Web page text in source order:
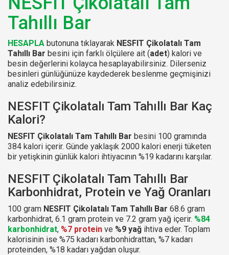
Tahıllı Bar
HESAPLA butonuna tıklayarak NESFIT Çikolatalı Tam
Tahıllı Bar besini için farklı ölçülere ait (adet) kalori ve
besin değerlerini kolayca hesaplayabilirsiniz. Dilerseniz
besinleri günlüğünüze kaydederek beslenme geçmişinizi
analiz edebilirsiniz.
NESFIT Çikolatalı Tam Tahıllı Bar Kaç
Kalori?
NESFIT Çikolatalı Tam Tahıllı Bar besini 100 gramında
384 kalori içerir. Günde yaklaşık 2000 kalori enerji tüketen
bir yetişkinin günlük kalori ihtiyacının %19 kadarını karşılar.
NESFIT Çikolatalı Tam Tahıllı Bar
Karbonhidrat, Protein ve Yağ Oranları
100 gram NESFIT Çikolatalı Tam Tahıllı Bar 68.6 gram
karbonhidrat, 6.1 gram protein ve 7.2 gram yağ içerir. %84
karbonhidrat, %7 protein ve %9 yağ ihtiva eder. Toplam
kalorisinin ise %75 kadarı karbonhidrattan, %7 kadarı
proteinden, %18 kadarı yağdan oluşur.